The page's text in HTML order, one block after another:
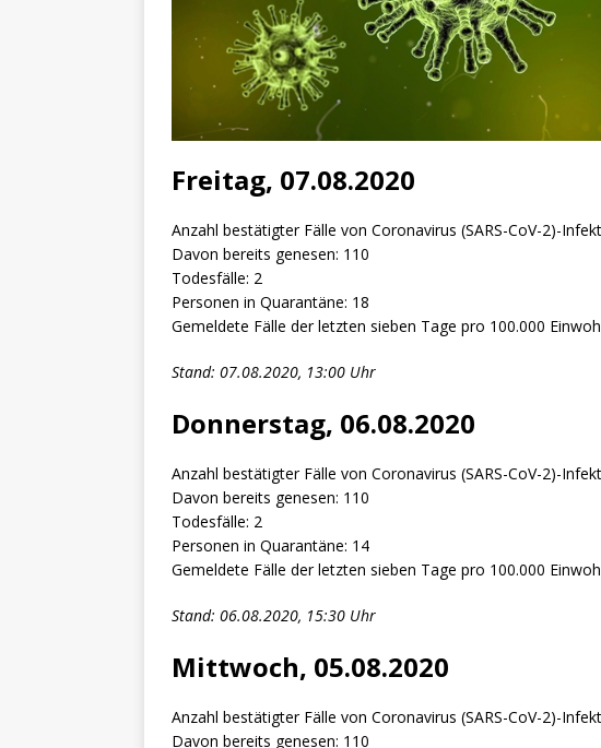
Freitag, 07.08.2020
Anzahl bestätigter Fälle von Coronavirus (SARS-CoV-2)-
Davon bereits genesen: 110
Todesfälle: 2
Personen in Quarantäne: 18
Gemeldete Fälle der letzten sieben Tage pro 100.000
Stand: 07.08.2020, 13:00 Uhr
Donnerstag, 06.08.2020
Anzahl bestätigter Fälle von Coronavirus (SARS-CoV-2)-
Davon bereits genesen: 110
Todesfälle: 2
Personen in Quarantäne: 14
Gemeldete Fälle der letzten sieben Tage pro 100.000
Stand: 06.08.2020, 15:30 Uhr
Mittwoch, 05.08.2020
Anzahl bestätigter Fälle von Coronavirus (SARS-CoV-2)-
Davon bereits genesen: 110